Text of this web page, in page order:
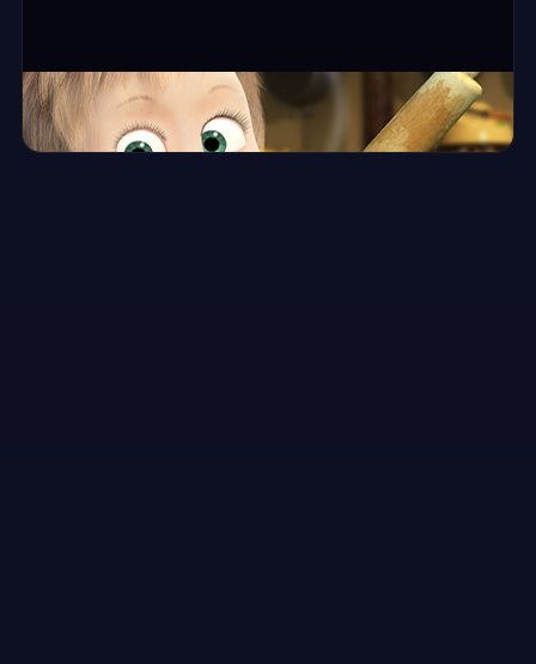
⛶ ملء الشاشة Masha Pizza Maker - Pizzeria